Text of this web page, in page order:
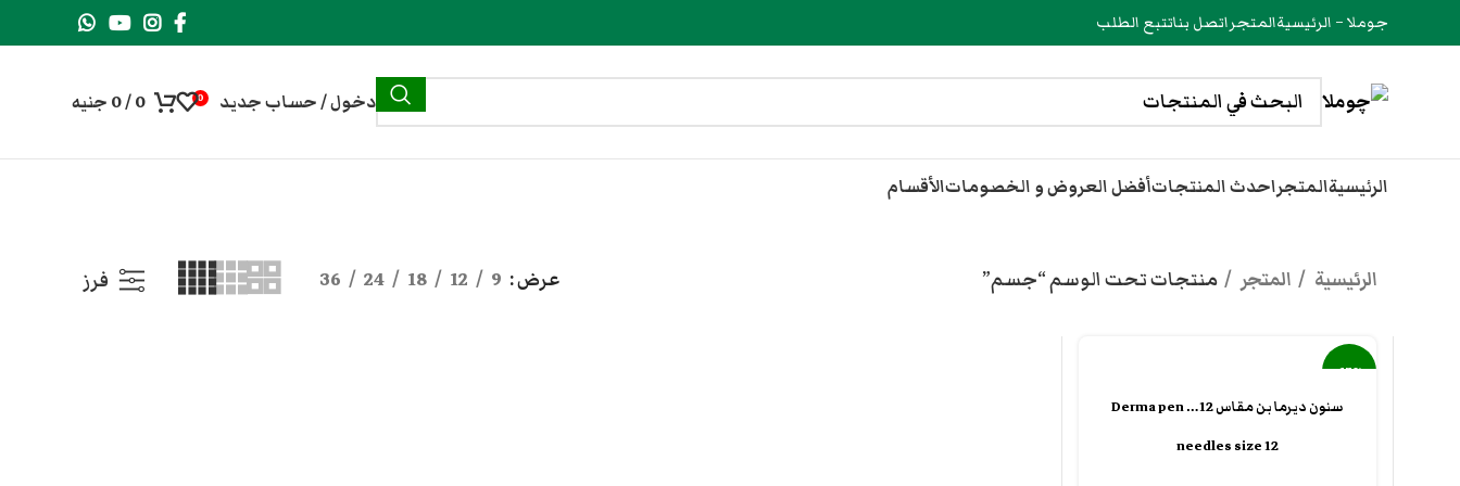
جوملا – الرئيسيةالمتجراتصل بناتتبع الطلب
دخول / حساب جديد 0
0
/
0 جنيه
الرئيسيةالمتجراحدث المنتجاتأفضل العروض و الخصوماتالأقسام
الرئيسية المتجر منتجات تحت الوسم “جسم” عرض 9
12
18
24
36 فرز
-17%
سنون ديرما بن مقاس 12… Derma pen
needles size 12